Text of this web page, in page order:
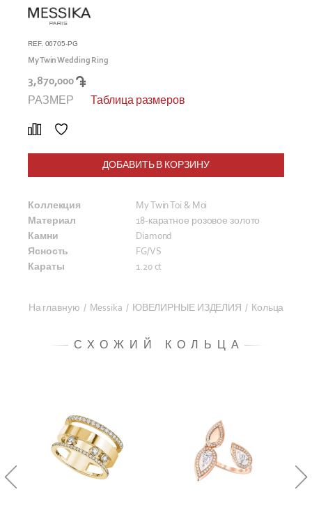
REF. 06705-PG
My Twin Wedding Ring
3,870,000
РАЗМЕР
Таблица размеров
ДОБАВИТЬ В КОРЗИНУ
Коллекция
My Twin Toi & Moi
Материал
18-каратное розовое золото
Камни
Diamond
Ясность
FG/VS
Караты
1.20 ct
На главную / Messika / ЮВЕЛИРНЫЕ ИЗДЕЛИЯ / Кольца
СХОЖИЙ КОЛЬЦА